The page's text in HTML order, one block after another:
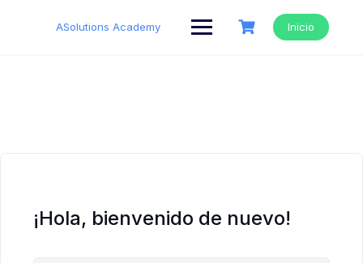
ASolutions Academy Inicio
¡Hola, bienvenido de nuevo!